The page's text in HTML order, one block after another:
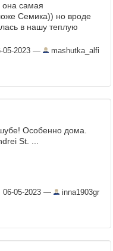
она самая
Семика)) но вроде
в нашу теплую
05-2023 — mashutka_alfi
Особенно дома.
St. ...
06-05-2023 — inna1903gr